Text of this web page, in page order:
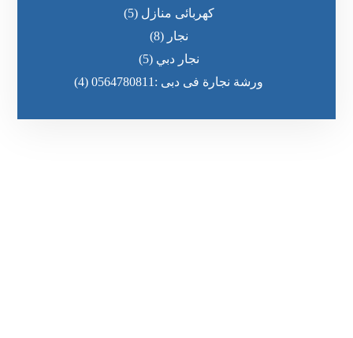
كهربائى منازل (5)
نجار (8)
نجار دبي (5)
ورشة نجارة فى دبى :0564780811
(4)